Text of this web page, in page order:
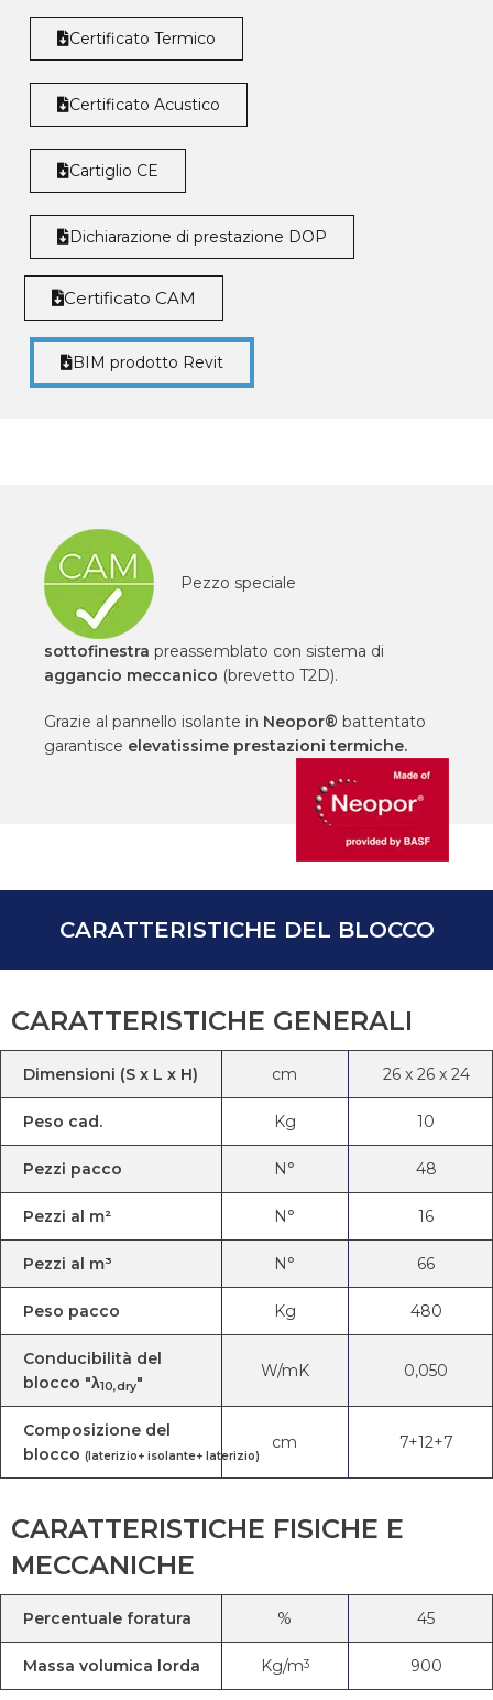
Certificato Termico
Certificato Acustico
Cartiglio CE
Dichiarazione di prestazione DOP
Certificato CAM
BIM prodotto Revit
Pezzo speciale
sottofinestra preassemblato con sistema di
aggancio meccanico (brevetto T2D).
Grazie al pannello isolante in Neopor® battentato
garantisce elevatissime prestazioni termiche.
CARATTERISTICHE DEL BLOCCO
CARATTERISTICHE GENERALI
Dimensioni (S x L x H) cm 26 x 26 x 24
Peso cad. Kg 10
Pezzi pacco N° 48
Pezzi al m² N° 16
Pezzi al m³ N° 66
Peso pacco Kg 480
Conducibilità del
blocco "λ10,dry"
W/mK 0,050
Composizione del
blocco (laterizio+ isolante+ laterizio)
cm 7+12+7
CARATTERISTICHE FISICHE E
MECCANICHE
Percentuale foratura % 45
Massa volumica lorda Kg/m3 900